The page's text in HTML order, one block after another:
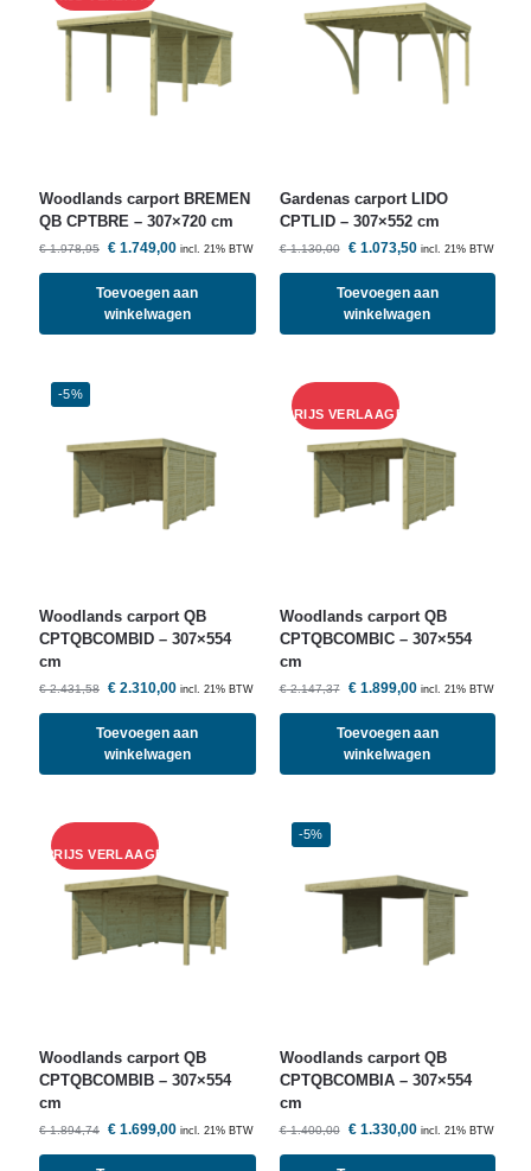
Woodlands carport BREMEN
QB CPTBRE – 307×720 cm
€1.978,95 € 1.749,00 incl. 21% BTW
Toevoegen aan
winkelwagen
Gardenas carport LIDO
CPTLID – 307×552 cm
€1.130,00 €1.073,50 incl. 21% BTW
Toevoegen aan
winkelwagen
-5%
Woodlands carport QB
CPTQBCOMBID – 307×554
cm
€2.431,58 € 2.310,00 incl. 21% BTW
Toevoegen aan
winkelwagen
Woodlandscarport QB
CPTQBCOMBIC – 307×554
cm
€2.147,37 €1.899,00 incl. 21% BTW
Toevoegen aan
winkelwagen
Woodlands carport QB
CPTQBCOMBIB – 307×554
cm
€1.894,74 € 1.699,00 incl. 21% BTW
-5%
Woodlandscarport QB
CPTQBCOMBIA – 307×554
cm
€1.400,00 €1.330,00 incl. 21% BTW